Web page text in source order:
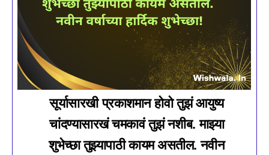
सूर्यासारखी प्रकाशमान होवो तुझं आयुष्य
चांदण्यासारखं चमकावं तुझं नशीब. माझ्या
शुभेच्छा तुझ्यापाठी कायम असतील. नवीन